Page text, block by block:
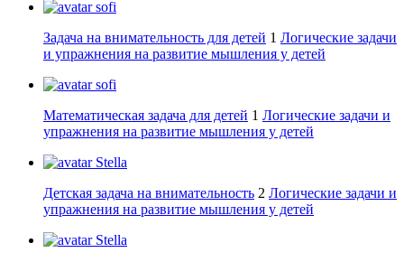
sofi
Задача на внимательность для детей 1 Логические задачи
и упражнения на развитие мышления у детей
sofi
Математическая задача для детей 1 Логические задачи и
упражнения на развитие мышления у детей
Stella
Детская задача на внимательность 2 Логические задачи и
упражнения на развитие мышления у детей
Stella